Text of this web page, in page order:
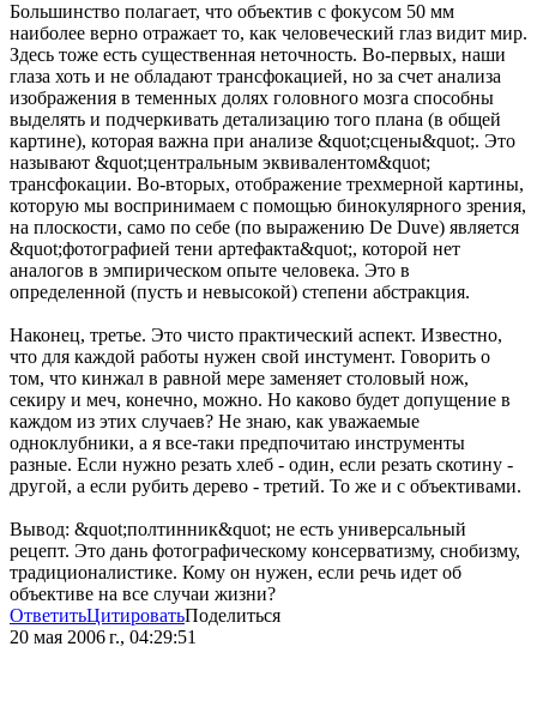
Большинство полагает, что объектив с фокусом 50 мм
наиболее верно отражает то, как человеческий глаз видит мир.
Здесь тоже есть существенная неточность. Во-первых, наши
глаза хоть и не обладают трансфокацией, но за счет анализа
изображения в теменных долях головного мозга способны
выделять и подчеркивать детализацию того плана (в общей
картине), которая важна при анализе &quot;сцены&quot;. Это
называют &quot;центральным эквивалентом&quot;
трансфокации. Во-вторых, отображение трехмерной картины,
которую мы воспринимаем с помощью бинокулярного зрения,
на плоскости, само по себе (по выражению De Duve) является
&quot;фотографией тени артефакта&quot;, которой нет
аналогов в эмпирическом опыте человека. Это в
определенной (пусть и невысокой) степени абстракция.
Наконец, третье. Это чисто практический аспект. Известно,
что для каждой работы нужен свой инстумент. Говорить о
том, что кинжал в равной мере заменяет столовый нож,
секиру и меч, конечно, можно. Но каково будет допущение в
каждом из этих случаев? Не знаю, как уважаемые
одноклубники, а я все-таки предпочитаю инструменты
разные. Если нужно резать хлеб - один, если резать скотину -
другой, а если рубить дерево - третий. То же и с объективами.
Вывод: &quot;полтинник&quot; не есть универсальный
рецепт. Это дань фотографическому консерватизму, снобизму,
традиционалистике. Кому он нужен, если речь идет об
объективе на все случаи жизни?
ОтветитьЦитироватьПоделиться
20 мая 2006 г., 04:29:51